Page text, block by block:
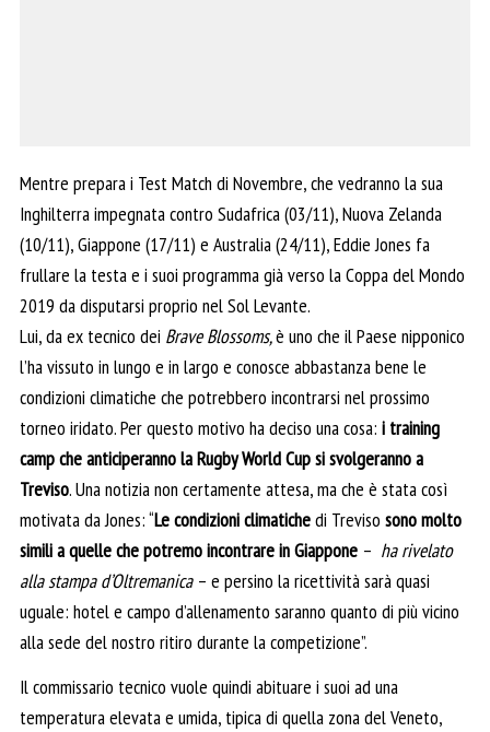
Mentre prepara i Test Match di Novembre, che vedranno la sua
Inghilterra impegnata contro Sudafrica (03/11), Nuova Zelanda
(10/11), Giappone (17/11) e Australia (24/11), Eddie Jones fa
frullare la testa e i suoi programma già verso la Coppa del Mondo
2019 da disputarsi proprio nel Sol Levante.
Lui, da ex tecnico dei Brave Blossoms,è uno che il Paese nipponico
l’ha vissuto in lungo e in largo e conosce abbastanza bene le
condizioni climatiche che potrebbero incontrarsi nel prossimo
torneo iridato. Per questo motivo ha deciso una cosa: i training
camp che anticiperanno la Rugby World Cup si svolgeranno a
Treviso. Una notizia non certamente attesa, ma che è stata così
motivata da Jones: “Le condizioni climatichedi Treviso sono molto
simili a quelle che potremo incontrare in Giappone – ha rivelato
alla stampa d’Oltremanica– e persino la ricettività sarà quasi
uguale: hotel e campo d’allenamento saranno quanto di più vicino
alla sede del nostro ritiro durante la competizione”.
Il commissario tecnico vuole quindi abituare i suoi ad una
temperatura elevata e umida, tipica di quella zona del Veneto,